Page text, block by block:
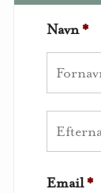
Navn*
Email*